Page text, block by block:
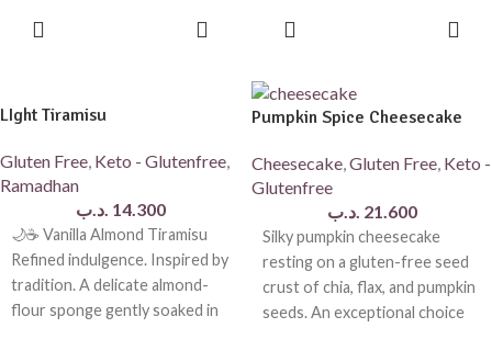
• يُحضّر يدوياً يومياً
على أفضل مذاق
A handcrafted premium
rich brownie base, topped with
a smooth and creamy
cheesecake layer, finished with
glossy chocolate ganache and
a delicate crunchy Florentine
topping.
Made with carefully selected
LIght Tiramisu
Gluten Free Keto - Glutenfree
Ramadhan
14.300 .د.ب
🌙☕ Vanilla Almond Tiramisu
Refined indulgence. Inspired by
tradition. A delicate almond-
flour sponge gently soaked in
Pumpkin Spice Cheesecake
Cheesecake Gluten Free Keto -
Glutenfree
21.600 .د.ب
Silky pumpkin cheesecake
resting on a gluten-free seed
crust of chia, flax, and pumpkin
seeds. An exceptional choice